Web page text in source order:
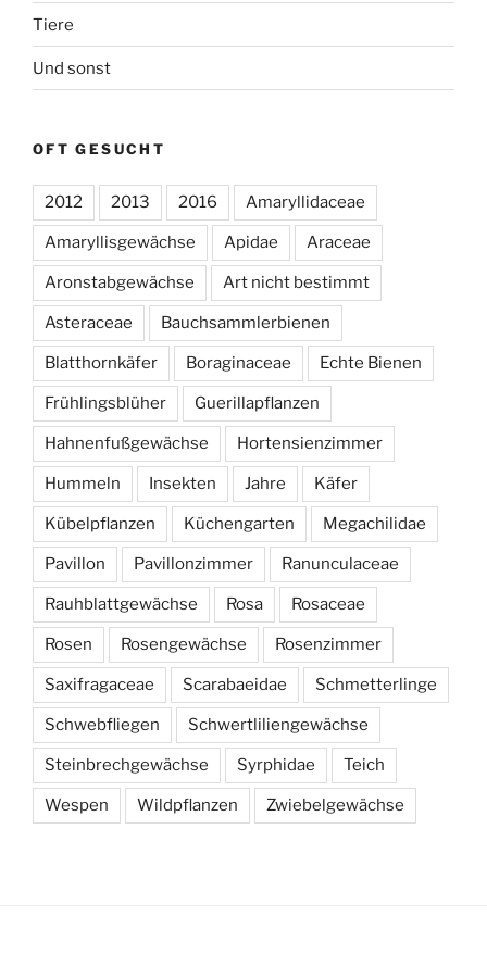
Tiere
Und sonst
OFT GESUCHT
2012 2013 2016 Amaryllidaceae
Amaryllisgewächse Apidae Araceae
Aronstabgewächse Art nicht bestimmt
Asteraceae Bauchsammlerbienen
Blatthornkäfer Boraginaceae Echte Bienen
Frühlingsblüher Guerillapflanzen
Hahnenfußgewächse Hortensienzimmer
Hummeln Insekten Jahre Käfer
Kübelpflanzen Küchengarten Megachilidae
Pavillon Pavillonzimmer Ranunculaceae
Rauhblattgewächse Rosa Rosaceae
Rosen Rosengewächse Rosenzimmer
Saxifragaceae Scarabaeidae Schmetterlinge
Schwebfliegen Schwertliliengewächse
Steinbrechgewächse Syrphidae Teich
Wespen Wildpflanzen Zwiebelgewächse